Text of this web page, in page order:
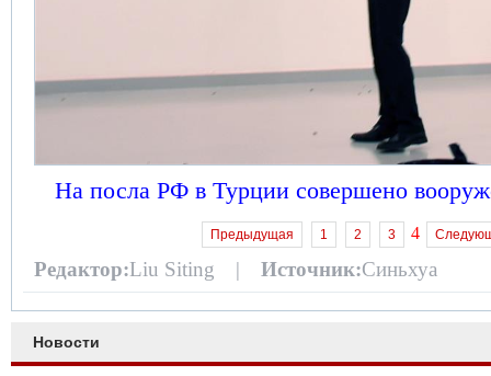
На посла РФ в Турции совершено
Предыдущая 1 2 3 4
Редактор:Liu Siting | Источник:Синьхуа
Новости